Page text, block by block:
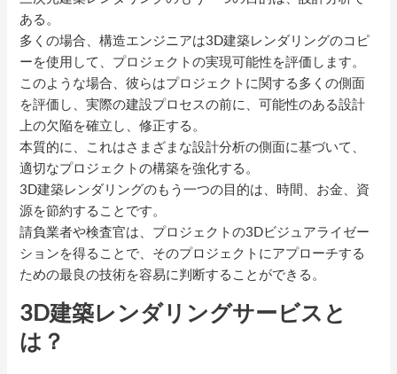
ある。
多くの場合、構造エンジニアは3D建築レンダリングのコピ
ーを使用して、プロジェクトの実現可能性を評価します。
このような場合、彼らはプロジェクトに関する多くの側面
を評価し、実際の建設プロセスの前に、可能性のある設計
上の欠陥を確立し、修正する。
本質的に、これはさまざまな設計分析の側面に基づいて、
適切なプロジェクトの構築を強化する。
3D建築レンダリングのもう一つの目的は、時間、お金、資
源を節約することです。
請負業者や検査官は、プロジェクトの3Dビジュアライゼー
ションを得ることで、そのプロジェクトにアプローチする
ための最良の技術を容易に判断することができる。
3D建築レンダリングサービスと
は？